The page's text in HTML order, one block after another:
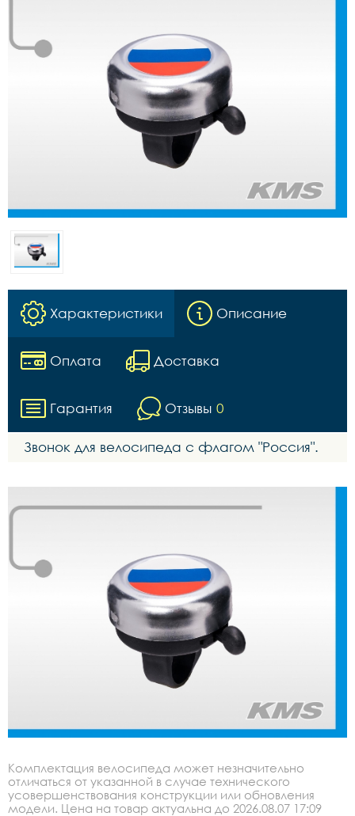
Характеристики Описание
Оплата Доставка
Гарантия Отзывы 0
Звонок для велосипеда с флагом "Россия".
Комплектация велосипеда может незначительно
отличаться от указанной в случае технического
усовершенствования конструкции или обновления
модели. Цена на товар актуальна до 2026.08.07 17:09